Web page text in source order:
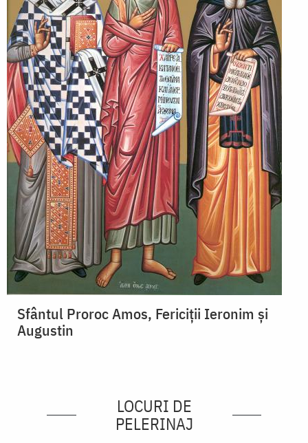
Sfântul Proroc Amos, Fericiții Ieronim și
Augustin
LOCURI DE
PELERINAJ